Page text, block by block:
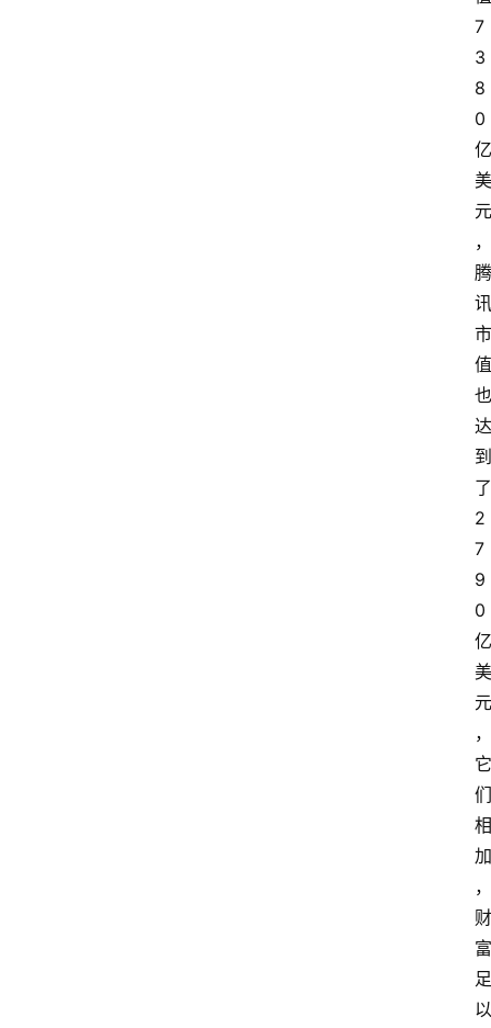
7
3
8
0
亿
美
元
，
腾
讯
市
值
也
达
到
了
2
7
9
0
亿
美
元
，
它
们
相
加
，
财
富
足
以